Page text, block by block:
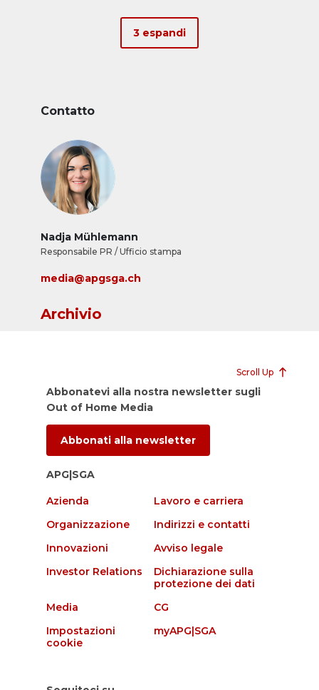
3 espandi
Contatto
Nadja Mühlemann
Responsabile PR / Ufficio stampa
media@apgsga.ch
Archivio
Scroll Up
Abbonatevi alla nostra newsletter sugli
Out of Home Media
Abbonati alla newsletter
APG|SGA
Azienda
Lavoro e carriera
Organizzazione
Indirizzi e contatti
Innovazioni
Avviso legale
Investor Relations
Dichiarazione sulla
protezione dei dati
Media
CG
Impostazioni
cookie
myAPG|SGA